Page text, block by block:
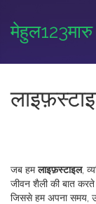
मेहुल123मारु
जब हमलाइफ़स्टाइल,
जीवन शैलीकी बात करते
जिससे हम अपना समय,